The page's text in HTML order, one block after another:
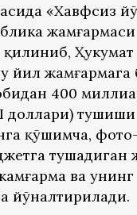
«Хавфсиз
йил жамғармага
400
тушиши
қўшимча,
тушадиган
ва унинг
йўналтирилади.